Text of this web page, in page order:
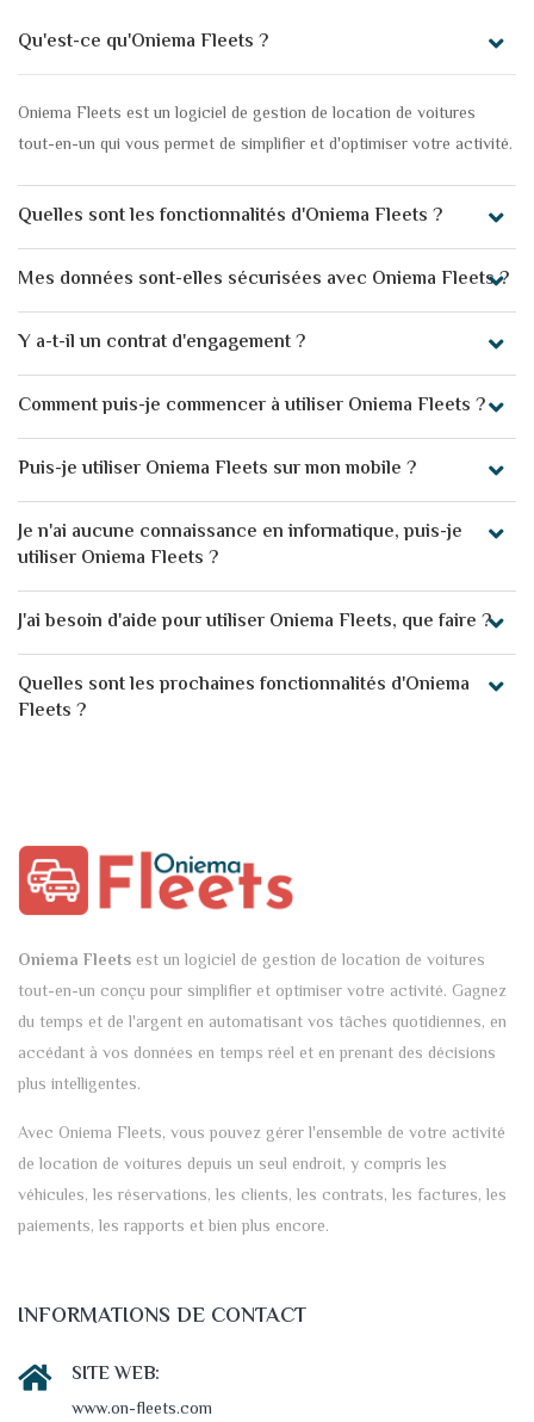
Qu'est-ce qu'Oniema Fleets ?
Oniema Fleets est un logiciel de gestion de location de voitures
tout-en-un qui vous permet de simplifier et d'optimiser votre activité.
Quelles sont les fonctionnalités d'Oniema Fleets ?
Mes données sont-elles sécurisées avec Oniema Fleets ?
Y a-t-il un contrat d'engagement ?
Comment puis-je commencer à utiliser Oniema Fleets ?
Puis-je utiliser Oniema Fleets sur mon mobile ?
Je n'ai aucune connaissance en informatique, puis-je
utiliser Oniema Fleets ?
J'ai besoin d'aide pour utiliser Oniema Fleets, que faire ?
Quelles sont les prochaines fonctionnalités d'Oniema
Fleets ?
Oniema Fleetsest un logiciel de gestion de location de voitures
tout-en-un conçu pour simplifier et optimiser votre activité. Gagnez
du temps et de l'argent en automatisant vos tâches quotidiennes, en
accédant à vos données en temps réel et en prenant des décisions
plus intelligentes.
Avec Oniema Fleets, vous pouvez gérer l'ensemble de votre activité
de location de voitures depuis un seul endroit, y compris les
véhicules, les réservations, les clients, les contrats, les factures, les
paiements, les rapports et bien plus encore.
INFORMATIONS DE CONTACT
SITE WEB:
www.on-fleets.com